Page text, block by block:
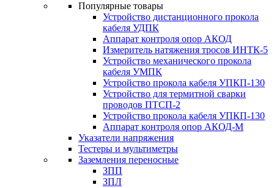
Популярные товары
Устройство дистанционного прокола
кабеля УДПК
Аппарат контроля опор АКОД
Измеритель натяжения тросов ИНТК-5
Устройство механического прокола
кабеля УМПК
Устройство прокола кабеля УПКП-130
Устройство для термитной сварки
проводов ПТСП-2
Устройство прокола кабеля УПКП-130
Аппарат контроля опор АКОД-М
Указатели напряжения
Тестеры и мультиметры
Заземления переносные
ЗПП
ЗПЛ